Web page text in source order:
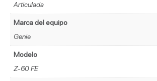
Articulada
Marca del equipo
Genie
Modelo
Z-60 FE